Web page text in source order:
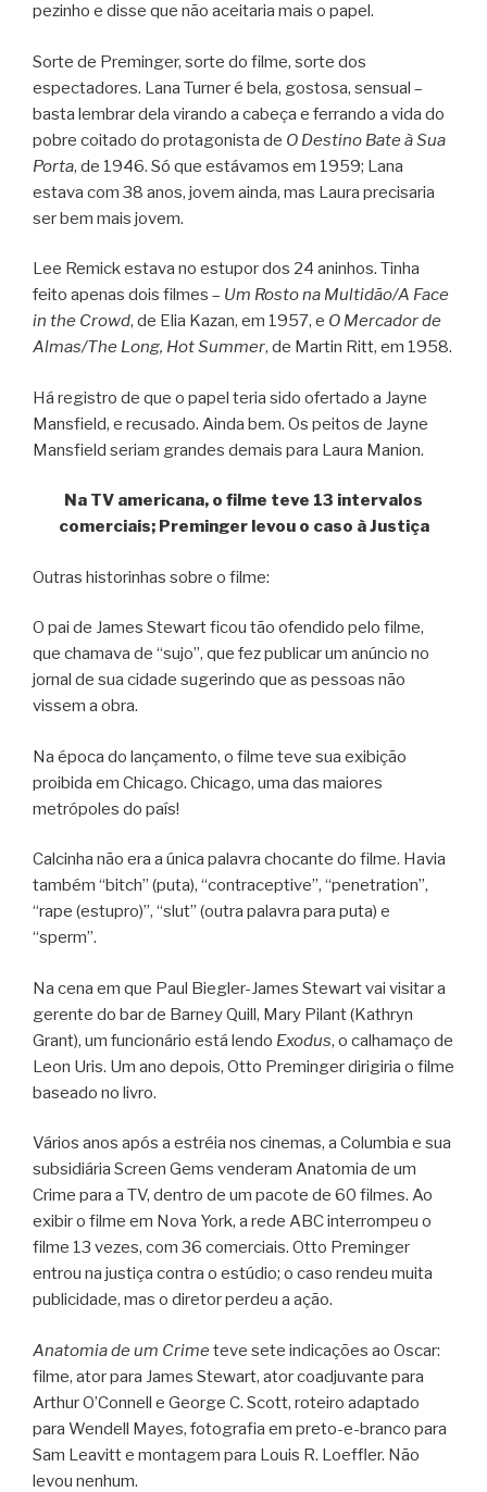
pezinho e disse que não aceitaria mais o papel.
Sorte de Preminger, sorte do filme, sorte dos
espectadores. Lana Turner é bela, gostosa, sensual –
basta lembrar dela virando a cabeça e ferrando a vida do
pobre coitado do protagonista de O Destino Bate à Sua
Porta, de 1946. Só que estávamos em 1959; Lana
estava com 38 anos, jovem ainda, mas Laura precisaria
ser bem mais jovem.
Lee Remick estava no estupor dos 24 aninhos. Tinha
feito apenas dois filmes – Um Rosto na Multidão/A Face
in the Crowd, de Elia Kazan, em 1957, e O Mercador de
Almas/The Long, Hot Summer, de Martin Ritt, em 1958.
Há registro de que o papel teria sido ofertado a Jayne
Mansfield, e recusado. Ainda bem. Os peitos de Jayne
Mansfield seriam grandes demais para Laura Manion.
Na TV americana, o filme teve 13 intervalos
comerciais; Preminger levou o caso à Justiça
Outras historinhas sobre o filme:
O pai de James Stewart ficou tão ofendido pelo filme,
que chamava de “sujo”, que fez publicar um anúncio no
jornal de sua cidade sugerindo que as pessoas não
vissem a obra.
Na época do lançamento, o filme teve sua exibição
proibida em Chicago. Chicago, uma das maiores
metrópoles do país!
Calcinha não era a única palavra chocante do filme. Havia
também “bitch” (puta), “contraceptive”, “penetration”,
“rape (estupro)”, “slut” (outra palavra para puta) e
“sperm”.
Na cena em que Paul Biegler-James Stewart vai visitar a
gerente do bar de Barney Quill, Mary Pilant (Kathryn
Grant), um funcionário está lendo Exodus, o calhamaço de
Leon Uris. Um ano depois, Otto Preminger dirigiria o filme
baseado no livro.
Vários anos após a estréia nos cinemas, a Columbia e sua
subsidiária Screen Gems venderam Anatomia de um
Crime para a TV, dentro de um pacote de 60 filmes. Ao
exibir o filme em Nova York, a rede ABC interrompeu o
filme 13 vezes, com 36 comerciais. Otto Preminger
entrou na justiça contra o estúdio; o caso rendeu muita
publicidade, mas o diretor perdeu a ação.
Anatomia de um Crime teve sete indicações ao Oscar:
filme, ator para James Stewart, ator coadjuvante para
Arthur O’Connell e George C. Scott, roteiro adaptado
para Wendell Mayes, fotografia em preto-e-branco para
Sam Leavitt e montagem para Louis R. Loeffler. Não
levou nenhum.